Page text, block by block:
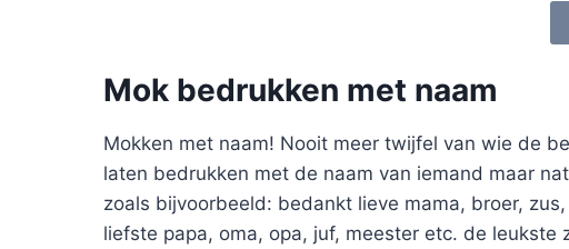
Mok bedrukken met naam
Mokken met naam! Nooit meer twijfel van wie de
laten bedrukken met de naam van iemand maar
zoals bijvoorbeeld: bedankt lieve mama, broer,
liefste papa, oma, opa, juf, meester etc. de leukste